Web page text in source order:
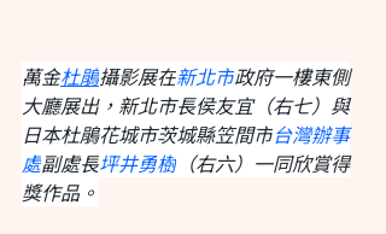
萬金杜鵑攝影展在新北市政府一樓東側
大廳展出，新北市長侯友宜（右七）與
日本杜鵑花城市茨城縣笠間市台灣辦事
處副處長坪井勇樹 （右六）一同欣賞得
獎作品。